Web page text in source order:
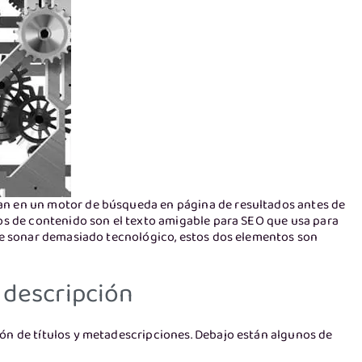
en un motor de búsqueda en página de resultados antes de
de contenido son el texto amigable para SEO que usa para
sonar demasiado tecnológico, estos dos elementos son
de títulos y metadescripciones. Debajo están algunos de